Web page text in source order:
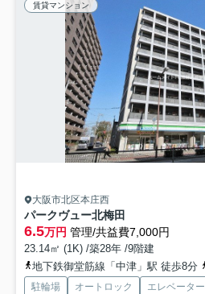
賃貸マンション
大阪市北区本庄西
パークヴュー北梅田
6.5万円 管理/共益費7,000円
23.14㎡ (1K) /築28年 /9階建
地下鉄御堂筋線「中津」駅 徒歩8分
駐輪場 オートロック エレベーター